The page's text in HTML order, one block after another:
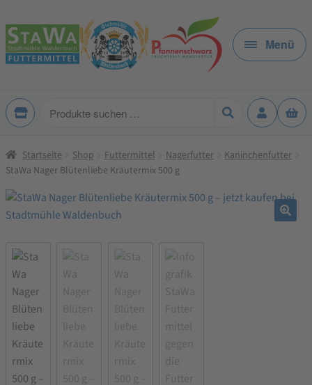
Zur
Navigation
springen
Zum
Inhalt
springen
Menü
Produkte
Startseite Shop Futtermittel Nagerfutter
Kaninchenfutter
StaWa Nager Blütenliebe Kräutermix 500 g